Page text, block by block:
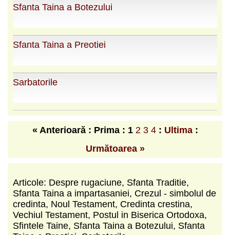
Sfanta Taina a Botezului
Sfanta Taina a Preotiei
Sarbatorile
« Anterioară : Prima : 1 2 3 4 : Ultima:
Următoarea »
Articole: Despre rugaciune, Sfanta Traditie,
Sfanta Taina a impartasaniei, Crezul - simbolul de
credinta, Noul Testament, Credinta crestina,
Vechiul Testament, Postul in Biserica Ortodoxa,
Sfintele Taine, Sfanta Taina a Botezului, Sfanta